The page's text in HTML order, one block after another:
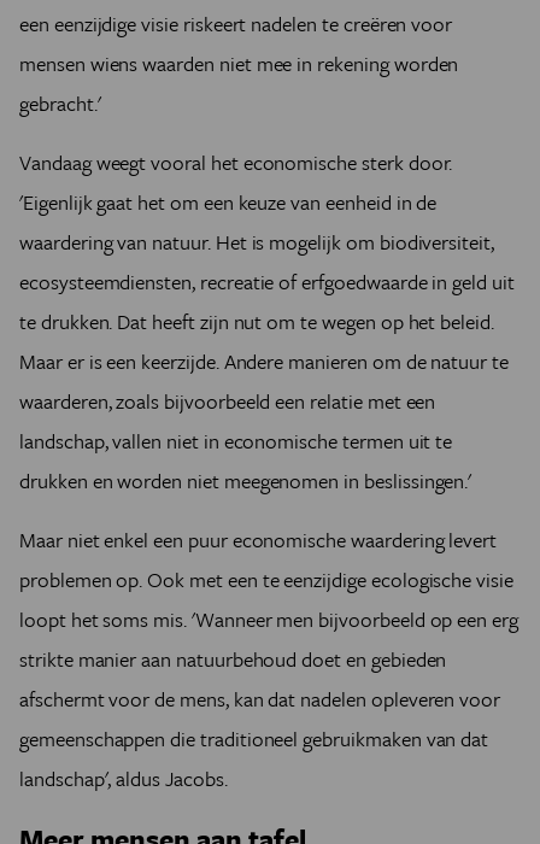
een eenzijdige visie riskeert nadelen te creëren voor
mensen wiens waarden niet mee in rekening worden
gebracht.'
Vandaag weegt vooral het economische sterk door.
'Eigenlijk gaat het om een keuze van eenheid in de
waardering van natuur. Het is mogelijk om biodiversiteit,
ecosysteemdiensten, recreatie of erfgoedwaarde in geld uit
te drukken. Dat heeft zijn nut om te wegen op het beleid.
Maar er is een keerzijde. Andere manieren om de natuur te
waarderen, zoals bijvoorbeeld een relatie met een
landschap, vallen niet in economische termen uit te
drukken en worden niet meegenomen in beslissingen.'
Maar niet enkel een puur economische waardering levert
problemen op. Ook met een te eenzijdige ecologische visie
loopt het soms mis. 'Wanneer men bijvoorbeeld op een erg
strikte manier aan natuurbehoud doet en gebieden
afschermt voor de mens, kan dat nadelen opleveren voor
gemeenschappen die traditioneel gebruikmaken van dat
landschap', aldus Jacobs.